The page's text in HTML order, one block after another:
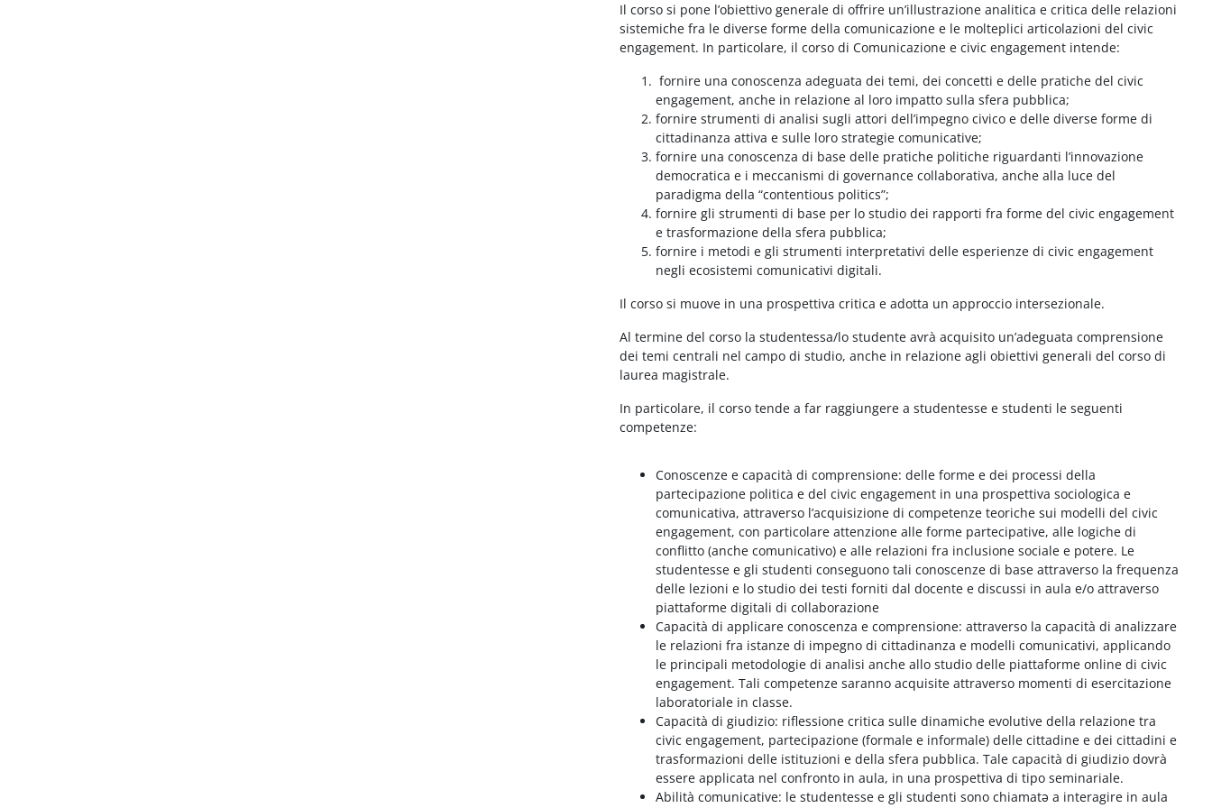
Il corso si pone l’obiettivo generale di offrire un’illustrazione analitica e critica delle relazioni
sistemiche fra le diverse forme della comunicazione e le molteplici articolazioni del civic
engagement. In particolare, il corso di Comunicazione e civic engagement intende:
fornire una conoscenza adeguata dei temi, dei concetti e delle pratiche del civic
engagement, anche in relazione al loro impatto sulla sfera pubblica;
fornire strumenti di analisi sugli attori dell’impegno civico e delle diverse forme di
cittadinanza attiva e sulle loro strategie comunicative;
fornire una conoscenza di base delle pratiche politiche riguardanti l’innovazione
democratica e i meccanismi di governance collaborativa, anche alla luce del
paradigma della “contentious politics”;
fornire gli strumenti di base per lo studio dei rapporti fra forme del civic engagement
e trasformazione della sfera pubblica;
fornire i metodi e gli strumenti interpretativi delle esperienze di civic engagement
negli ecosistemi comunicativi digitali.
Il corso si muove in una prospettiva critica e adotta un approccio intersezionale.
Al termine del corso la studentessa/lo studente avrà acquisito un’adeguata comprensione
dei temi centrali nel campo di studio, anche in relazione agli obiettivi generali del corso di
laurea magistrale.
In particolare, il corso tende a far raggiungere a studentesse e studenti le seguenti
competenze:
Conoscenze e capacità di comprensione: delle forme e dei processi della
partecipazione politica e del civic engagement in una prospettiva sociologica e
comunicativa, attraverso l’acquisizione di competenze teoriche sui modelli del civic
engagement, con particolare attenzione alle forme partecipative, alle logiche di
conflitto (anche comunicativo) e alle relazioni fra inclusione sociale e potere. Le
studentesse e gli studenti conseguono tali conoscenze di base attraverso la frequenza
delle lezioni e lo studio dei testi forniti dal docente e discussi in aula e/o attraverso
piattaforme digitali di collaborazione
Capacità di applicare conoscenza e comprensione: attraverso la capacità di analizzare
le relazioni fra istanze di impegno di cittadinanza e modelli comunicativi, applicando
le principali metodologie di analisi anche allo studio delle piattaforme online di civic
engagement. Tali competenze saranno acquisite attraverso momenti di esercitazione
laboratoriale in classe.
Capacità di giudizio: riflessione critica sulle dinamiche evolutive della relazione tra
civic engagement, partecipazione (formale e informale) delle cittadine e dei cittadini e
trasformazioni delle istituzioni e della sfera pubblica. Tale capacità di giudizio dovrà
essere applicata nel confronto in aula, in una prospettiva di tipo seminariale.
Abilità comunicative: le studentesse e gli studenti sono chiamatə a interagire in aula